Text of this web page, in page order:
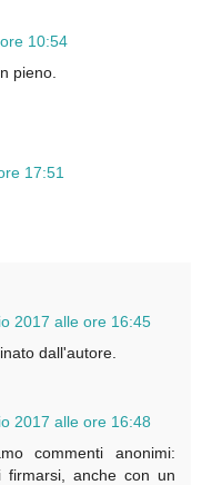
10:54
pieno.
17:51
2017 alle ore 16:45
dall'autore.
2017 alle ore 16:48
commenti anonimi:
firmarsi, anche con un